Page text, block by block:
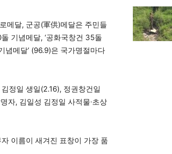
메달, 군공(軍供)메달은 주민들
기념메달, ‘공화국창건 35돌
념메달’ (96.9)은 국가명절마다
정일 생일(2.16), 정권창건일
자, 김일성 김정일 사적물∙초상
이름이 새겨진 표창이 가장 품